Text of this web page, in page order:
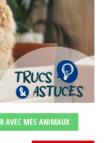
AVEC MES ANIMAUX